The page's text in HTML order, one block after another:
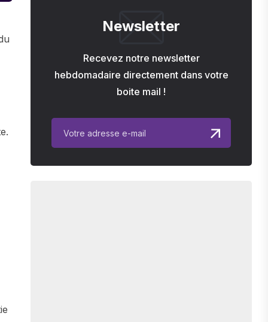
Newsletter
Recevez notre newsletter
hebdomadaire directement dans votre
boite mail !